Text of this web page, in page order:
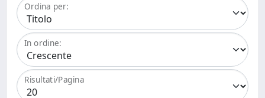
Ordina per:
In ordine:
Risultati/Pagina